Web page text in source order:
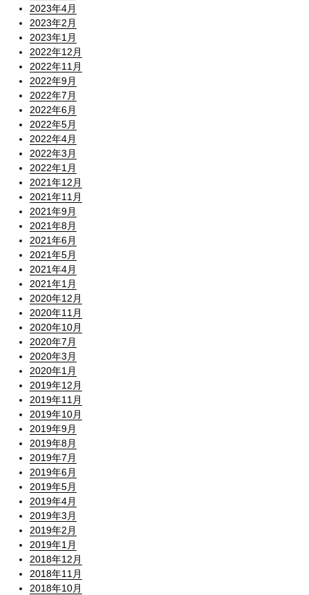
2023年4月
2023年2月
2023年1月
2022年12月
2022年11月
2022年9月
2022年7月
2022年6月
2022年5月
2022年4月
2022年3月
2022年1月
2021年12月
2021年11月
2021年9月
2021年8月
2021年6月
2021年5月
2021年4月
2021年1月
2020年12月
2020年11月
2020年10月
2020年7月
2020年3月
2020年1月
2019年12月
2019年11月
2019年10月
2019年9月
2019年8月
2019年7月
2019年6月
2019年5月
2019年4月
2019年3月
2019年2月
2019年1月
2018年12月
2018年11月
2018年10月